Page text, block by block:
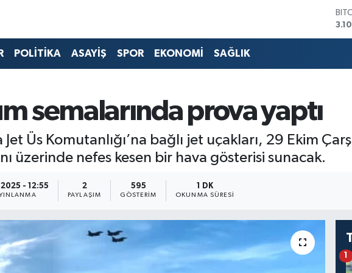
POLİTİKA ASAYİŞ SPOR EKONOMİ SAĞLIK
semalarında prova yaptı
Üs Komutanlığı’na bağlı jet uçakları, 29 Ekim
üzerinde nefes kesen bir hava gösterisi sunacak.
- 12:55 2
PAYLAŞIM
595
GÖSTERIM
1 DK
OKUNMA SÜRESI
1